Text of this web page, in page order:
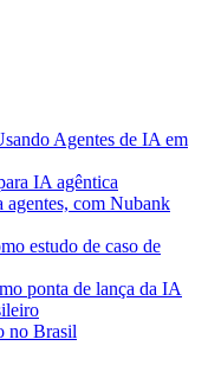
Agentes de IA em
IA agêntica
agentes, com Nubank
estudo de caso de
ponta de lança da IA
no Brasil